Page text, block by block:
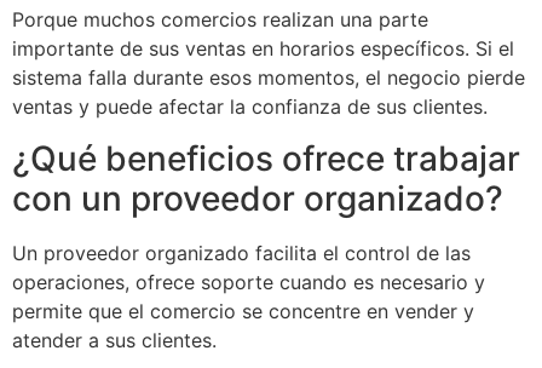
Porque muchos comercios realizan una parte
importante de sus ventas en horarios específicos. Si el
sistema falla durante esos momentos, el negocio pierde
ventas y puede afectar la confianza de sus clientes.
¿Qué beneficios ofrece trabajar
con un proveedor organizado?
Un proveedor organizado facilita el control de las
operaciones, ofrece soporte cuando es necesario y
permite que el comercio se concentre en vender y
atender a sus clientes.